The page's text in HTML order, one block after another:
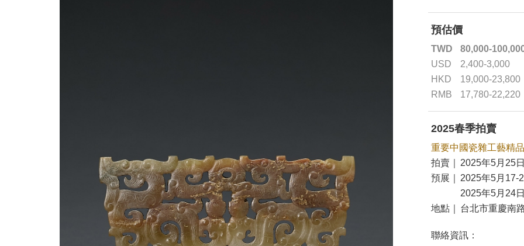
預估價
TWD
80,000-
USD
2,400-3,000
HKD
19,000-23,800
RMB
17,780-22,220
2025春季拍賣
重要中國瓷雜工藝精品
拍賣｜
2025年5月25
預展｜
2025年5月17-
2025年5月24
地點｜
台北市重慶南
聯絡資訊：